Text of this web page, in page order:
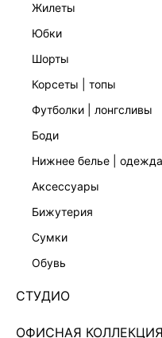
жилеты
юбки
шорты
корсеты | топы
футболки | лонгсливы
боди
нижнее белье |
аксессуары
бижутерия
сумки
обувь
СТУДИО
ОФИСНАЯ КОЛЛЕКЦИЯ
Нет в наличии
ЦВЕТ:ЧЕРНЫЙ